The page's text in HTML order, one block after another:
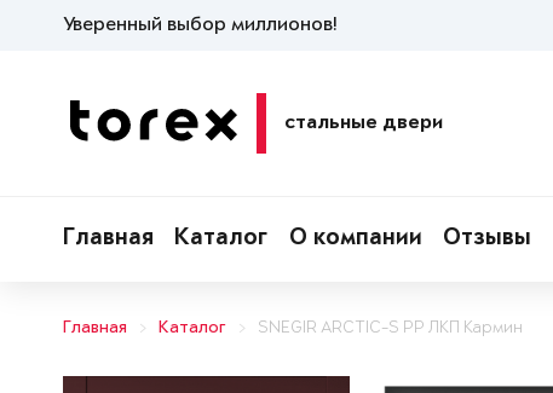
Уверенный выбор миллионов!
стальные двери
Главная Каталог О компании Отзывы
Главная Каталог SNEGIR ARCTIC-S PP ЛКП Кармин